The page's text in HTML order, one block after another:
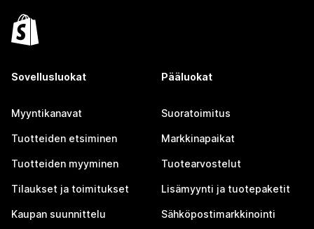
Sovellusluokat
Myyntikanavat
Tuotteiden etsiminen
Tuotteiden myyminen
Tilaukset ja toimitukset
Kaupan suunnittelu
Pääluokat
Suoratoimitus
Markkinapaikat
Tuotearvostelut
Lisämyynti ja tuotepaketit
Sähköpostimarkkinointi